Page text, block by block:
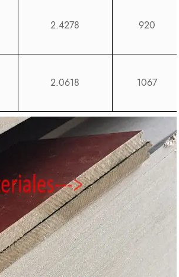
2.4278 920
2.0618 1067